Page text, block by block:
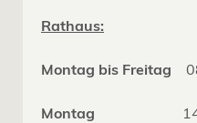
Rathaus:
Montag bis Freitag
Montag 14.00 -